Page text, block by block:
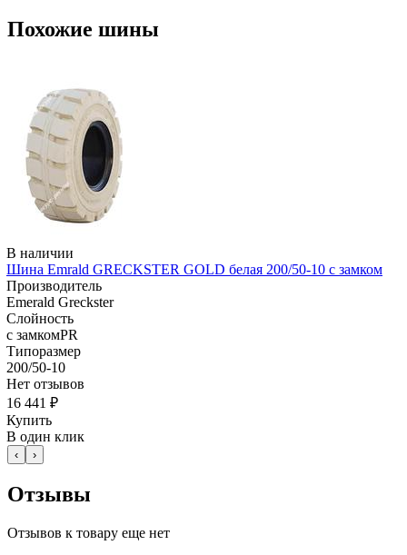
Похожие шины
В наличии
Шина Emrald GRECKSTER GOLD белая 200/50-10 с замком
Производитель
Emerald Greckster
Слойность
с замкомPR
Типоразмер
200/50-10
Нет отзывов
16 441 ₽
Купить
В один клик
‹ ›
Отзывы
Отзывов к товару еще нет